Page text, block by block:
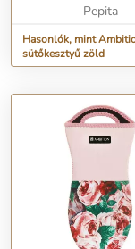
Pepita
Hasonlók, mint
sütőkesztyű zöld